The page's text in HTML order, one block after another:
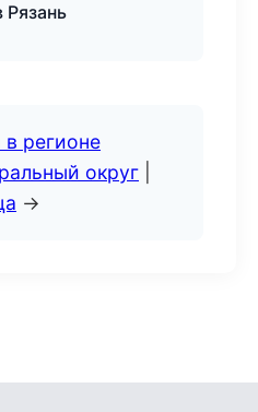
Рязань
регионе
округ
→